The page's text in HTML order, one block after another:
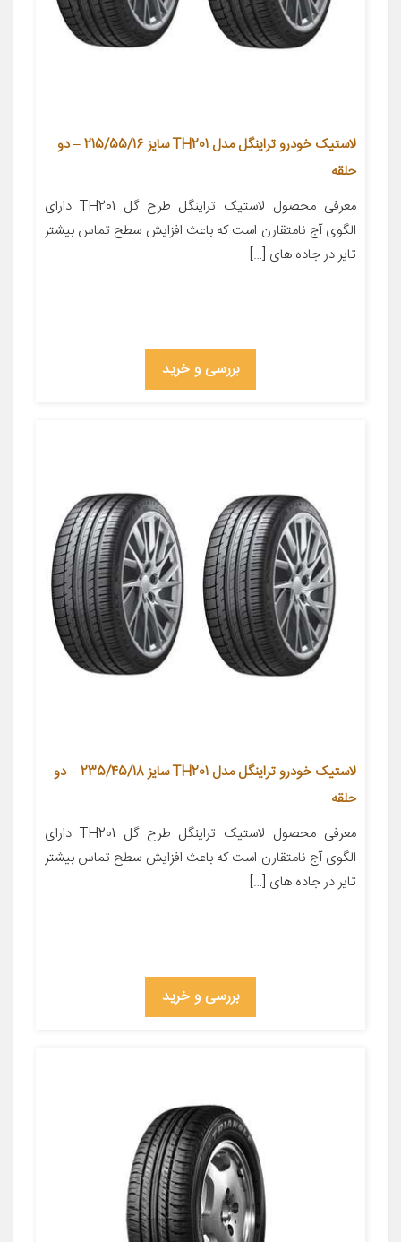
لاستیک خودرو تراینگل مدل TH201 سایز 215/55/16 – دو
حلقه
معرفی محصول لاستیک تراینگل طرح گل TH201 دارای
الگوی آج نامتقارن است که باعث افزایش سطح تماس بیشتر
تایر در جاده های […]
بررسی و خرید
لاستیک خودرو تراینگل مدل TH201 سایز 235/45/18 – دو
حلقه
معرفی محصول لاستیک تراینگل طرح گل TH201 دارای
الگوی آج نامتقارن است که باعث افزایش سطح تماس بیشتر
تایر در جاده های […]
بررسی و خرید